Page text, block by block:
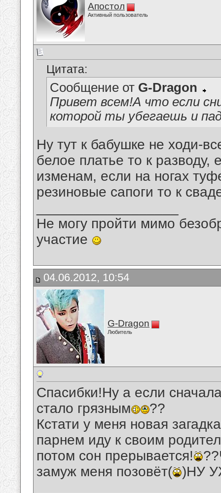
Апостол
Активный пользователь
Цитата:
Сообщение от G-Dragon
Привет всем!А что если
которой ты убегаешь и
Ну тут к бабушке не ходи-
белое платье то к разводу,
изменам, если на ногах
резиновые сапоги то к
Не могу пройти мимо
участие
04.06.2012, 10:54
G-Dragon
Любитель
Спасибки!Ну а если
стало грязным
??
Кстати у меня новая
парнем иду к своим
потом сон прерывается!
замуж меня позовёт(
)НУ